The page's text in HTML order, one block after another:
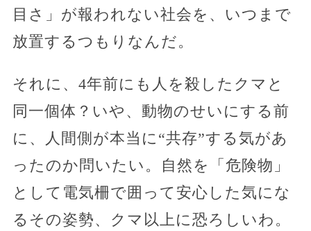
目さ」が報われない社会を、いつまで
放置するつもりなんだ。
それに、4年前にも人を殺したクマと
同一個体？いや、動物のせいにする前
に、人間側が本当に“共存”する気があ
ったのか問いたい。自然を「危険物」
として電気柵で囲って安心した気にな
るその姿勢、クマ以上に恐ろしいわ。